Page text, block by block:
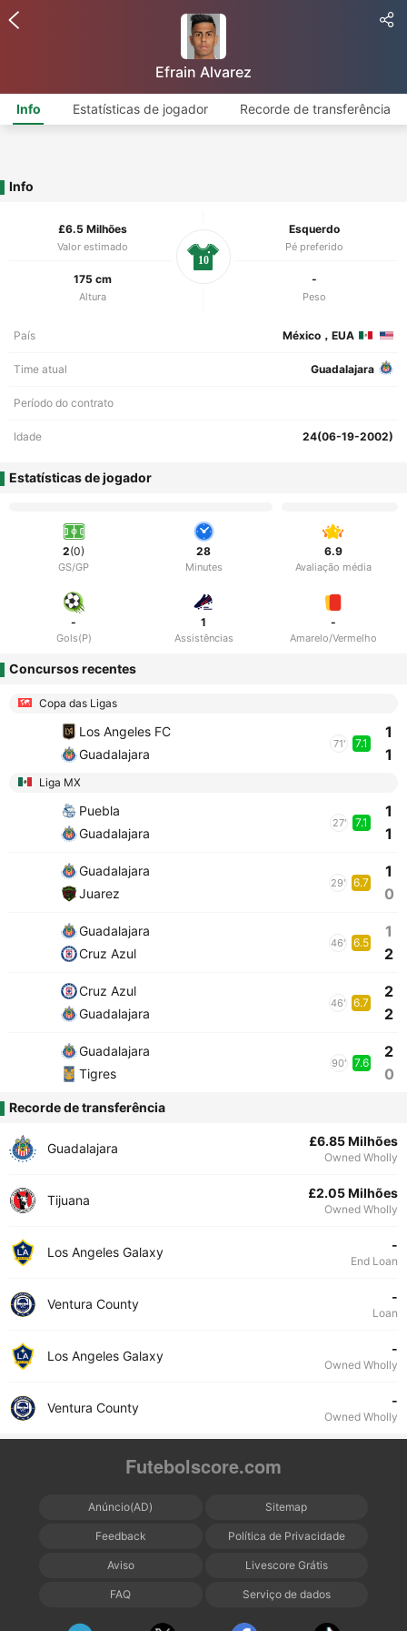
Efrain Alvarez
Info Estatísticas de jogador Recorde de transferência
Info
£6.5 Milhões
Valor estimado
Esquerdo
Pé preferido
175 cm
Altura
-
Peso
10
País México，EUA
Time atual Guadalajara
Período do contrato
Idade 24(06-19-2002)
Estatísticas de jogador
2(0)
GS/GP
28
Minutes
6.9
Avaliação média
-
Gols(P)
1
Assistências
-
Amarelo/Vermelho
Concursos recentes
Copa das Ligas
Los Angeles FC
Guadalajara
71' 7.1
1
1
Liga MX
Puebla
Guadalajara
27' 7.1
1
1
Guadalajara
Juarez
29' 6.7
1
0
Guadalajara
Cruz Azul
46' 6.5
1
2
Cruz Azul
Guadalajara
46' 6.7
2
2
Guadalajara
Tigres
90' 7.6
2
0
Recorde de transferência
Guadalajara £6.85 Milhões
Owned Wholly
Tijuana £2.05 Milhões
Owned Wholly
Los Angeles Galaxy -
End Loan
Ventura County -
Loan
Los Angeles Galaxy -
Owned Wholly
Ventura County -
Owned Wholly
Futebolscore.com
Anúncio(AD) Sitemap
Feedback Política de Privacidade
Aviso Livescore Grátis
FAQ Serviço de dados